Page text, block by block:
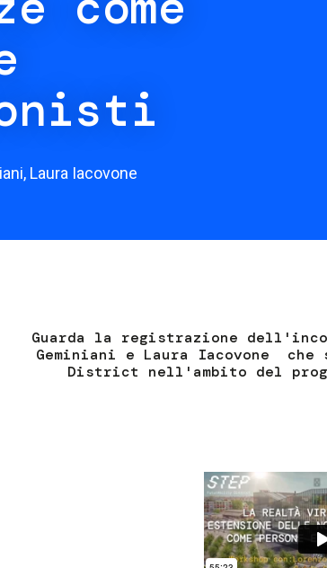
Laura Iacovone
Guarda la registrazione
Geminiani e Laura Iacovone
District nell'ambito del